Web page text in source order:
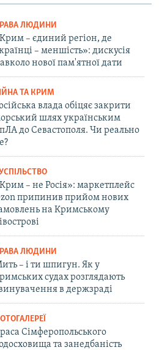
ЛЮДИНИ
– єдиний регіон, де
– меншість»: дискусія
нової пам'ятної дати
ТА КРИМ
влада обіцяє закрити
шлях українським
до Севастополя. Чи реально
– не Росія»: маркетплейс
припинив прийом нових
на Кримському
ЛЮДИНИ
– і ти шпигун. Як у
судах розглядають
в держзраді
Сімферопольського
та занедбаність